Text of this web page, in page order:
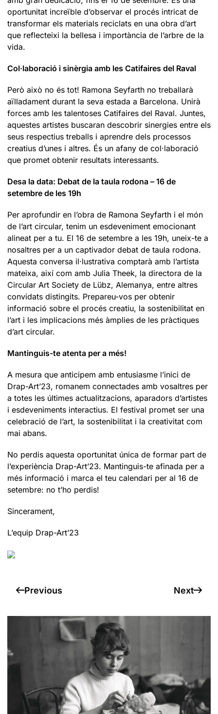
oportunitat increïble d’observar el procés intricat de
transformar els materials reciclats en una obra d’art
que reflecteixi la bellesa i importància de l’arbre de la
vida.
Col·laboració i sinèrgia amb les Catifaires del Raval
Però això no és tot! Ramona Seyfarth no treballarà
aïlladament durant la seva estada a Barcelona. Unirà
forces amb les talentoses Catifaires del Raval. Juntes,
aquestes artistes buscaran descobrir sinergies entre els
seus respectius treballs i aprendre dels processos
creatius d’unes i altres. És un afany de col·laboració
que promet obtenir resultats interessants.
Desa la data: Debat de la taula rodona – 16 de
setembre de les 19h
Per aprofundir en l’obra de Ramona Seyfarth i el món
de l’art circular, tenim un esdeveniment emocionant
alineat per a tu. El 16 de setembre a les 19h, uneix-te a
nosaltres per a un captivador debat de taula rodona.
Aquesta conversa il·lustrativa comptarà amb l’artista
mateixa, així com amb Julia Theek, la directora de la
Circular Art Society de Lübz, Alemanya, entre altres
convidats distingits. Prepareu-vos per obtenir
informació sobre el procés creatiu, la sostenibilitat en
l’art i les implicacions més àmplies de les pràctiques
d’art circular.
Mantinguis-te atenta per a més!
A mesura que anticipem amb entusiasme l’inici de
Drap-Art’23, romanem connectades amb vosaltres per
a totes les últimes actualitzacions, aparadors d’artistes
i esdeveniments interactius. El festival promet ser una
celebració de l’art, la sostenibilitat i la creativitat com
mai abans.
No perdis aquesta oportunitat única de formar part de
l’experiència Drap-Art’23. Mantinguis-te afinada per a
més informació i marca el teu calendari per al 16 de
setembre: no t’ho perdis!
Sincerament,
L’equip Drap-Art’23
Previous Next